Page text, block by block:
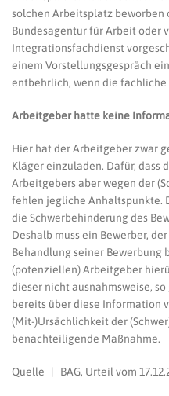
solchen Arbeitsplatz beworben
Bundesagentur für Arbeit oder
Integrationsfachdienst
einem Vorstellungsgespräch
entbehrlich, wenn die
Arbeitgeber hatte keine
Hier hat der Arbeitgeber zwar
Kläger einzuladen. Dafür, dass
Arbeitgebers aber wegen der
fehlen jegliche Anhaltspunkte.
die Schwerbehinderung des
Deshalb muss ein Bewerber,
Behandlung seiner Bewerbung
(potenziellen) Arbeitgeber
dieser nicht ausnahmsweise,
bereits über diese Information
(Mit-)Ursächlichkeit der
benachteiligende Maßnahme.
Quelle | BAG, Urteil vom